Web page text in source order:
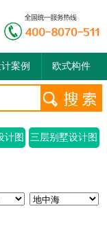
案例 欧式构件
计图 三层别墅设计图